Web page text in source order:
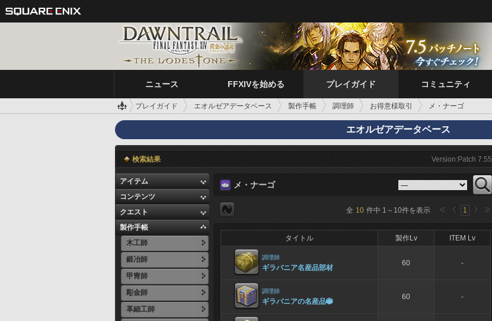
ニュース FFXIVを始める プレイガイド コミュニティ
プレイガイド エオルゼアデータベース 製作手帳 調理師 お得意様取引 メ・ナーゴ
エオルゼアデータベース
検索結果 Version:Patch 7.55
アイテム
コンテンツ
クエスト
製作手帳
木工師
鍛冶師
甲冑師
彫金師
革細工師
メ・ナーゴ
全 10 件中 1 ～ 10件を表示 1
タイトル 製作Lv ITEM Lv
調理師
ギラバニア名産品部材
60 -
調理師
ギラバニアの名産品
60 -